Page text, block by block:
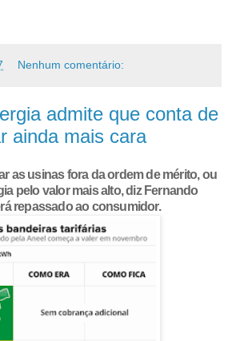
Nenhum comentário:
admite que conta de
ainda mais cara
as usinas fora da ordem de mérito, ou
pelo valor mais alto, diz Fernando
repassado ao consumidor.